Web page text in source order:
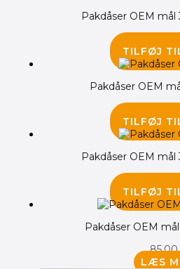
Pakdåser OEM
TILFØJ
Pakdåser OEM
TILFØJ
Pakdåser OEM
TILFØJ
Pakdåser OEM
85.00
LÆS